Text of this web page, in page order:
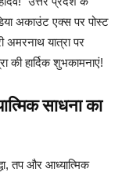
अकाउंट एक्स पर पोस्ट
अमरनाथ यात्रा पर
हार्दिक शुभकामनाएं!
साधना का
तप और आध्यात्मिक